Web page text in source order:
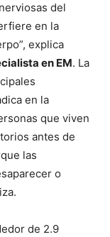
del
en la
explica
en EM. La
en la
que viven
antes de
las
o
de 2.9